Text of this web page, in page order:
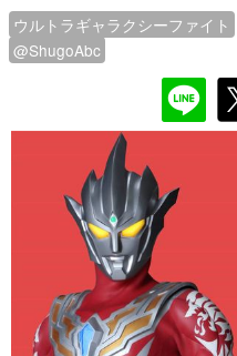
ウルトラギャラクシーファイト
@ShugoAbc